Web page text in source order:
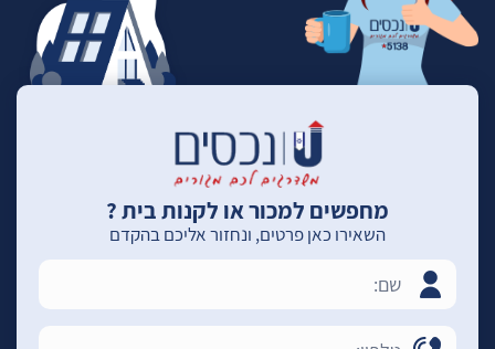
מחפשים למכור או לקנות בית ?
השאירו כאן פרטים, ונחזור אליכם בהקדם